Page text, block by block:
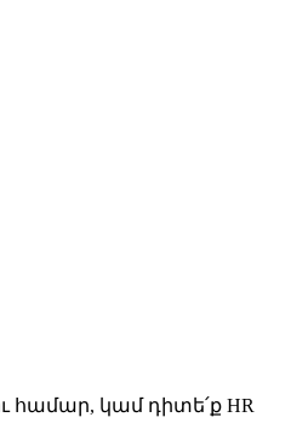
համար, կամ դիտե՛ք HR